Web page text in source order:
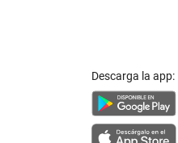
Descarga la app: